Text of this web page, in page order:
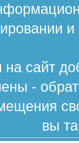
на сайт
-
вы